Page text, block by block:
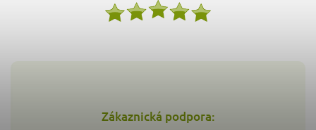
Zákaznická podpora: